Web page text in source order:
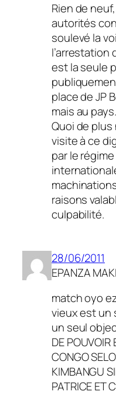
Rien de
autorités
soulevé la
l’arrestation
est la seule
place de JP
mais au pays.
Quoi de
visite à ce
par le
raisons
culpabilité.
28/06/2011
EPANZA
match oyo
vieux est un
un seul
DE POUVOIR
CONGO
KIMBANGU
PATRICE ET